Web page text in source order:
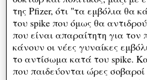
της Pfizer, ότι "τα εμβόλια θα
του spike που όμως θα
που είναι απαραίτητη για
κάνουν οι νέες γυναίκες
το αντίσωμα κατά του spike.
που παιδεύονται ώρες